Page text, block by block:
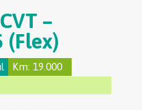
–
(Flex)
Km: 19.000